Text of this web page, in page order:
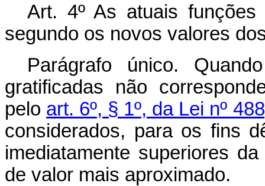
Art. 4º As atuais
segundo os novos valores
Parágrafo único.
gratificadas não
pelo art. 6º, § 1º, da Lei nº
considerados, para os fins
imediatamente superiores
de valor mais aproximado.